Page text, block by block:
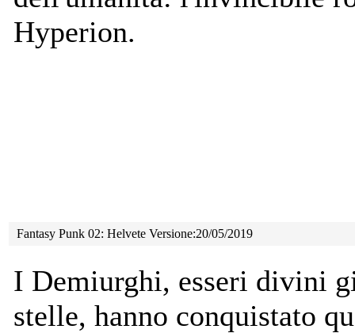
Hyperion.
Fantasy Punk 02: Helvete Versione:20/05/2019
I Demiurghi, esseri divini
stelle, hanno conquistato